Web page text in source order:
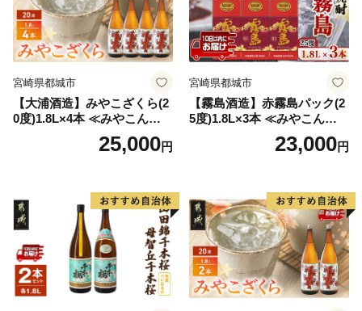
宮崎県都城市
【大浦酒造】みやこざくら(2
0度)1.8L×4本 ≪みやこんじょ
特急便≫_AD-077125,000円
宮崎県都城市
【霧島酒造】赤霧島パック(2
5度)1.8L×3本 ≪みやこんじょ
特急便≫_23-07-K03P-1800-3
23,000円